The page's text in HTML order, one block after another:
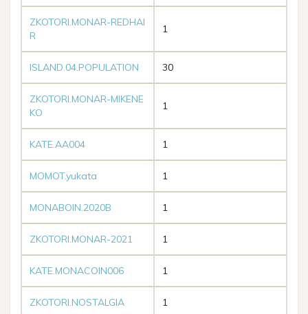
ZKOTORI.MONAR-REDHAI
R
1
ISLAND.04.POPULATION 30
ZKOTORI.MONAR-MIKENE
KO
1
KATE.AA004 1
MOMOT.yukata 1
MONABOIN.2020B 1
ZKOTORI.MONAR-2021 1
KATE.MONACOIN006 1
ZKOTORI.NOSTALGIA 1